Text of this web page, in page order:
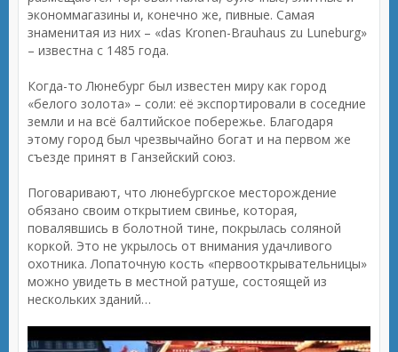
экономмагазины и, конечно же, пивные. Самая
знаменитая из них – «das Kronen-Brauhaus zu Luneburg»
– известна с 1485 года.
Когда-то Люнебург был известен миру как город
«белого золота» – соли: её экспортировали в соседние
земли и на всё балтийское побережье. Благодаря
этому город был чрезвычайно богат и на первом же
съезде принят в Ганзейский союз.
Поговаривают, что люнебургское месторождение
обязано своим открытием свинье, которая,
повалявшись в болотной тине, покрылась соляной
коркой. Это не укрылось от внимания удачливого
охотника. Лопаточную кость «первооткрывательницы»
можно увидеть в местной ратуше, состоящей из
нескольких зданий…